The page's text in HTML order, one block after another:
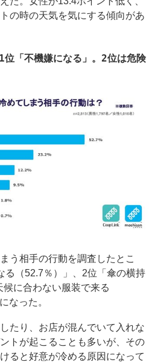
の時の天気を気にする傾向があ
位「不機嫌になる」。2位は危険
う相手の行動を調査したとこ
る（52.7％）」、2位「傘の横持
に合わない服装で来る
なった。
たり、お店が混んでいて入れな
トが起こることも多いが、その
ると好意が冷める原因になって